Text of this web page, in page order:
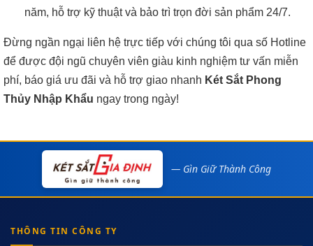
năm, hỗ trợ kỹ thuật và bảo trì trọn đời sản phẩm 24/7.
Đừng ngần ngại liên hệ trực tiếp với chúng tôi qua số Hotline
để được đội ngũ chuyên viên giàu kinh nghiệm tư vấn miễn
phí, báo giá ưu đãi và hỗ trợ giao nhanh Két Sắt Phong
Thủy Nhập Khẩu ngay trong ngày!
— Gìn Giữ Thành Công
THÔNG TIN CÔNG TY